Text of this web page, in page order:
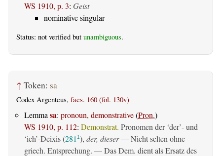
WS 1910, p. 3: Geist
nominative singular
Status: not verified but unambiguous.
↑ Token: sa
Codex Argenteus, facs. 160 (fol. 130v)
Lemma sa: pronoun, demonstrative(Pron.)
WS 1910, p. 112: Demonstrat. Pronomen der ‘der’- und
‘ich’-Deixis (281 1), der, dieser— Nicht selten ohne
griech. Entsprechung. — Das Dem. dient als Ersatz des